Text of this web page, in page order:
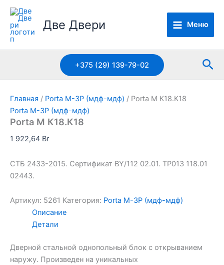
Перейти
содержимомуДве Двери Меню
+375 (29) 139-79-02
Главная / Porta M-3P (мдф-мдф) / Porta M К18.К18
Porta M-3P (мдф-мдф)
Porta M К18.К18
1 922,64 Br
СТБ 2433-2015. Сертификат BY/112 02.01. TP013 118.01
02443.
Артикул: 5261 Категория: Porta M-3P (мдф-мдф)
Описание
Детали
Дверной стальной однопольный блок с открыванием
наружу. Произведен на уникальных